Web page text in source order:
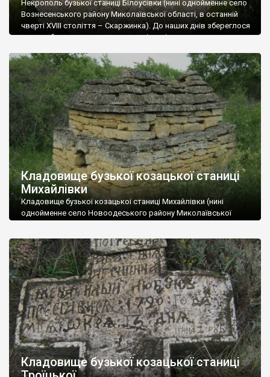
Некрополь бузької станиці Білоусівки (нині однойменне село
Вознесенського району Миколаївської області, в останній
чверті XVІІІ століття – Скаржинка). До наших днів збереглося
дуже небагато намогильних хрестів, які можуть належати до
двоголовим орлом, прикрашений козацькою символікою. У
центральному колі можна роздивитися дату “1838” (зазвичай
подібні хрести належать до […]
Кладовище бузької козацької станиці
Михайлівки
Кладовище бузької козацької станиці Михайлівки (нині
однойменне село Новоодеського району Миколаївської
побачити старшинський склеп “могила козацька мурована”,
поховання запорожця Антона Кременецького, багато інших
цікавих хрестів. Автор: Олексій Паталах Склеп “Могила
козацька мурована”. Вочевидь саме такі каплички на
січовому цвинтарі зруйнував […]
Кладовище бузької козацької станиці